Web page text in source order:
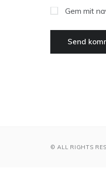
Gem mit
© ALL RIGHTS